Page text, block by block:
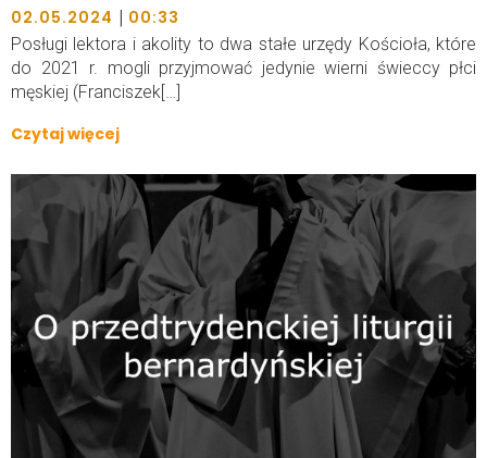
02.05.2024 | 00:33
Posługi lektora i akolity to dwa stałe urzędy Kościoła, które
do 2021 r. mogli przyjmować jedynie wierni świeccy płci
męskiej (Franciszek[…]
Czytaj więcej